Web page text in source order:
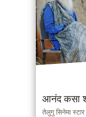
आनंद कसा
तेलुगु सिनेमा